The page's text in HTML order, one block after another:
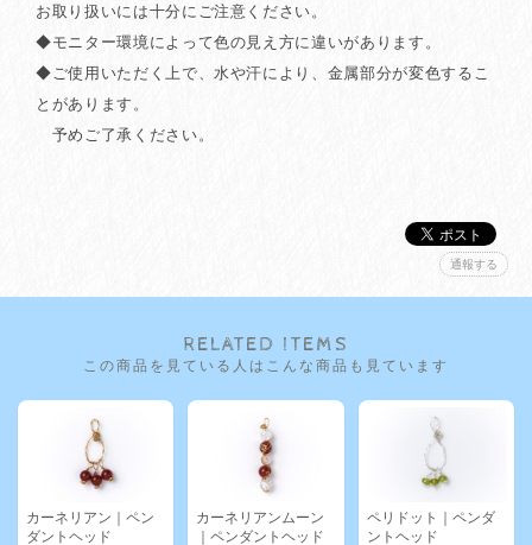
お取り扱いには十分にご注意ください。
◆モニター環境によって色の見え方に違いがあります。
◆ご使用いただく上で、水や汗により、金属部分が変色するこ
とがあります。
予めご了承ください。
通報する
RELATED ITEMS
この商品を見ている人はこんな商品も見ています
カーネリアン｜ペン
ダントヘッド
カーネリアンムーン
｜ペンダントヘッド
ペリドット｜ペンダ
ントヘッド